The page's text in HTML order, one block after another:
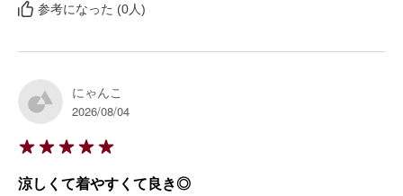
参考になった (0人)
にゃんこ
2026/08/04
涼しくて着やすくて良き◎